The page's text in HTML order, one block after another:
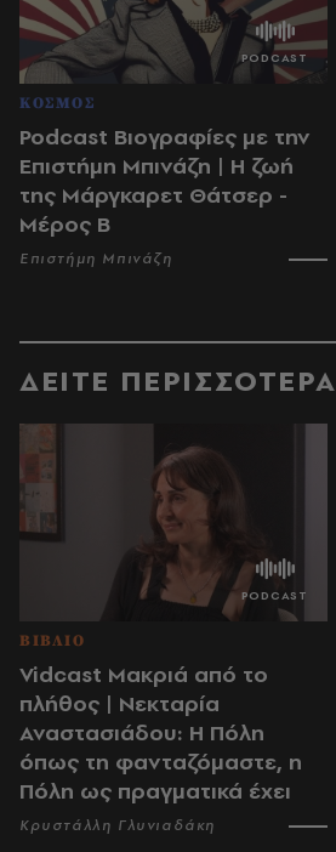
ΚΟΣΜΟΣ
Podcast Βιογραφίες με την
Επιστήμη Μπινάζη | Η ζωή
της Μάργκαρετ Θάτσερ -
Μέρος Β
Επιστήμη Μπινάζη
ΔΕΙΤΕ ΠΕΡΙΣΣΟΤΕΡΑ
ΒΙΒΛΙΟ
Vidcast Μακριά από το
πλήθος | Νεκταρία
Αναστασιάδου: Η Πόλη
όπως τη φανταζόμαστε, η
Πόλη ως πραγματικά έχει
Κρυστάλλη Γλυνιαδάκη